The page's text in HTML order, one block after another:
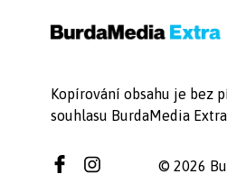
Kopírování obsahu je bez
souhlasu BurdaMedia
© 2026